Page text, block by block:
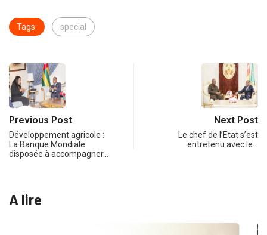
Tags: special
Previous Post
Développement agricole :
La Banque Mondiale
disposée à accompagner…
Next Post
Le chef de l’Etat s’est
entretenu avec le…
A lire